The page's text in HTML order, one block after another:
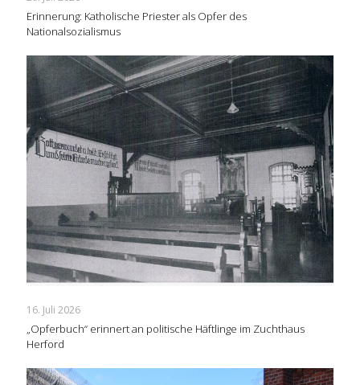
Erinnerung: Katholische Priester als Opfer des
Nationalsozialismus
16. Juli 2026
„Opferbuch“ erinnert an politische Häftlinge im Zuchthaus
Herford